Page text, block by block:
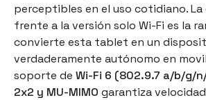
perceptibles en el uso cotidiano.
frente a la versión solo Wi-Fi es la
convierte esta tablet en un
verdaderamente autónomo en
soporte de Wi-Fi 6 (802.9.7 a/b/g/
2x2 y MU-MIMO garantiza